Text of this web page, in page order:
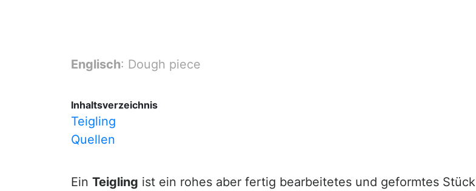
Englisch: Dough piece
Inhaltsverzeichnis
Teigling
Quellen
Ein Teigling ist ein rohes aber fertig bearbeitetes und geformtes Stück